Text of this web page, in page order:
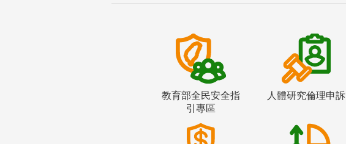
教育部全民安全指
引專區
人體研究倫理申訴